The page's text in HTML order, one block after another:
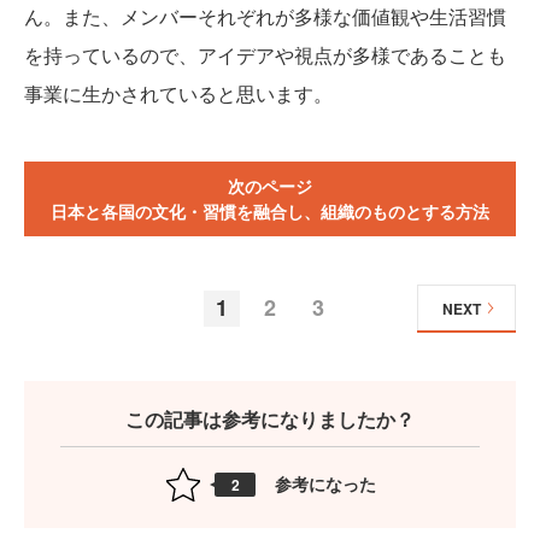
ん。また、メンバーそれぞれが多様な価値観や生活習慣
を持っているので、アイデアや視点が多様であることも
事業に生かされていると思います。
次のページ
日本と各国の文化・習慣を融合し、組織のものとする方法
1 2 3 NEXT
この記事は参考になりましたか？
2 参考になった